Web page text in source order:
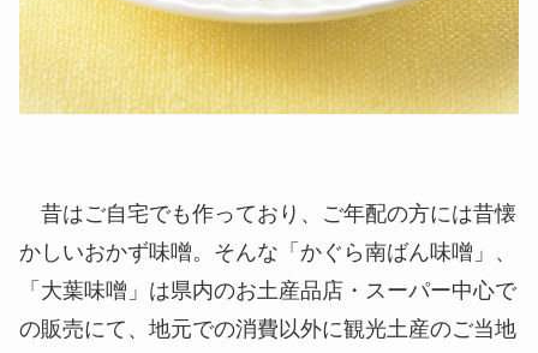
昔はご自宅でも作っており、ご年配の方には昔懐
かしいおかず味噌。そんな「かぐら南ばん味噌」、
「大葉味噌」は県内のお土産品店・スーパー中心で
の販売にて、地元での消費以外に観光土産のご当地